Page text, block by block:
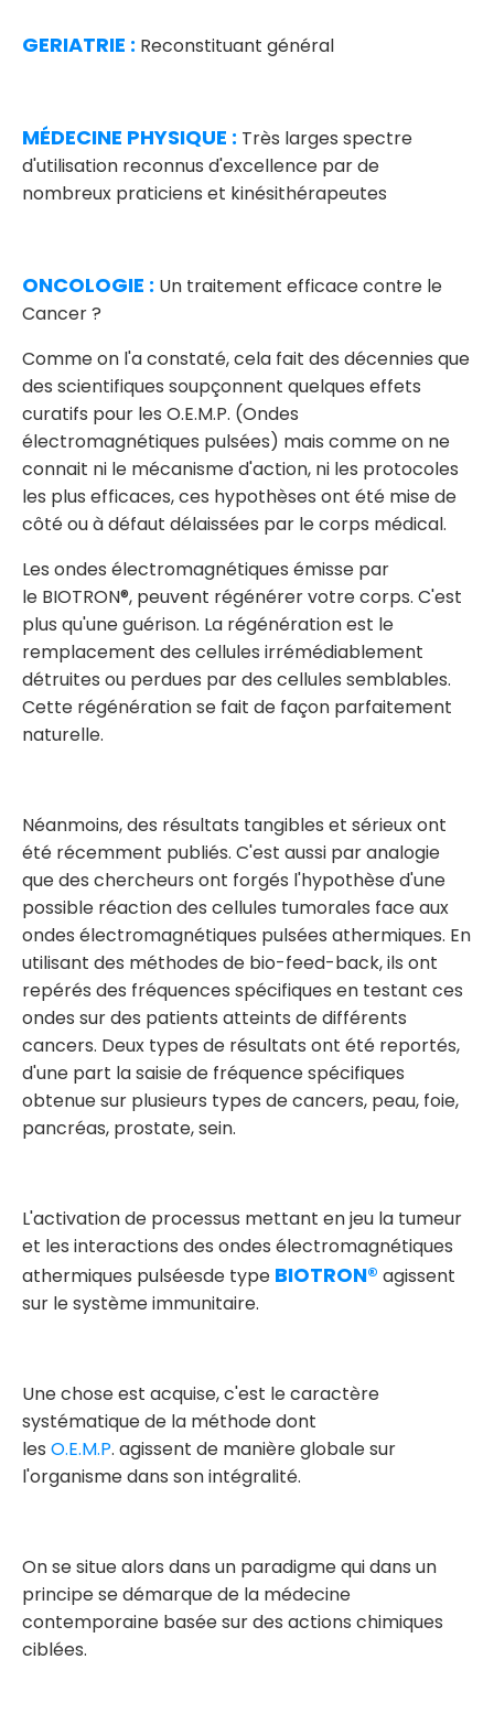
GERIATRIE : Reconstituant général
MÉDECINE PHYSIQUE : Très larges spectre
d'utilisation reconnus d'excellence par de
nombreux praticiens et kinésithérapeutes
ONCOLOGIE : Un traitement efficace contre le
Cancer ?
Comme on l'a constaté, cela fait des décennies que
des scientifiques soupçonnent quelques effets
curatifs pour les O.E.M.P. (Ondes
électromagnétiques pulsées) mais comme on ne
connait ni le mécanisme d'action, ni les protocoles
les plus efficaces, ces hypothèses ont été mise de
côté ou à défaut délaissées par le corps médical.
Les ondes électromagnétiques émisse par
le BIOTRON®, peuvent régénérer votre corps. C'est
plus qu'une guérison. La régénération est le
remplacement des cellules irrémédiablement
détruites ou perdues par des cellules semblables.
Cette régénération se fait de façon parfaitement
naturelle.
Néanmoins, des résultats tangibles et sérieux ont
été récemment publiés. C'est aussi par analogie
que des chercheurs ont forgés l'hypothèse d'une
possible réaction des cellules tumorales face aux
ondes électromagnétiques pulsées athermiques. En
utilisant des méthodes de bio-feed-back, ils ont
repérés des fréquences spécifiques en testant ces
ondes sur des patients atteints de différents
cancers. Deux types de résultats ont été reportés,
d'une part la saisie de fréquence spécifiques
obtenue sur plusieurs types de cancers, peau, foie,
pancréas, prostate, sein.
L'activation de processus mettant en jeu la tumeur
et les interactions des ondes électromagnétiques
athermiques pulséesde type BIOTRON® agissent
sur le système immunitaire.
Une chose est acquise, c'est le caractère
systématique de la méthode dont
les O.E.M.P. agissent de manière globale sur
l'organisme dans son intégralité.
On se situe alors dans un paradigme qui dans un
principe se démarque de la médecine
contemporaine basée sur des actions chimiques
ciblées.